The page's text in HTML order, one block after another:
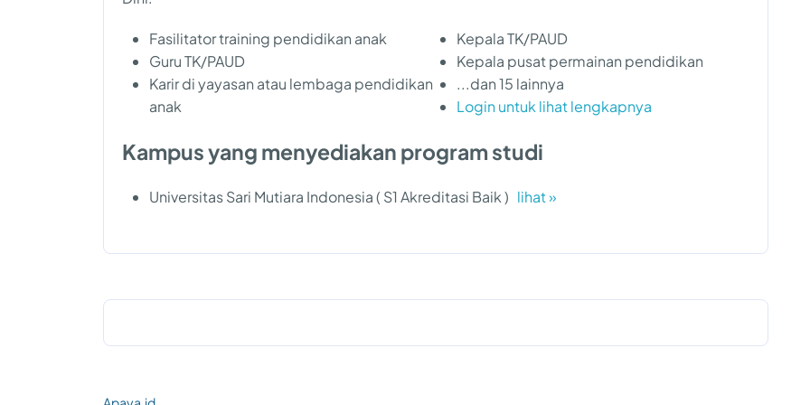
Fasilitator training pendidikan anak
Guru TK/PAUD
Karir di yayasan atau lembaga pendidikan
anak
Kepala TK/PAUD
Kepala pusat permainan pendidikan
...dan 15 lainnya
Login untuk lihat lengkapnya
Kampus yang menyediakan program studi
Universitas Sari Mutiara Indonesia ( S1 Akreditasi Baik ) lihat »